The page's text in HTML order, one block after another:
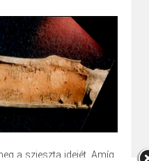
a szieszta idejét. Amíg